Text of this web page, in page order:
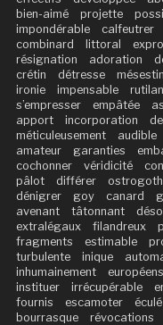
bien-aimé
projette
impondérable
calfeutrer
combinard
littoral
résignation
adoration
crétin
détresse
ironie
impensable
s’empresser
empâtée
apport
incorporation
méticuleusement
audible
amateur
garanties
cochonner
véridicité
pâlot
différer ostrogoth
dénigrer
goy canard
avenant
tâtonnant
extralégaux
filandreux
fragments
estimable
turbulente
inique
inhumainement
européens
instituer
irrécupérable
fournis
escamoter éculé
bourrasque
révocations